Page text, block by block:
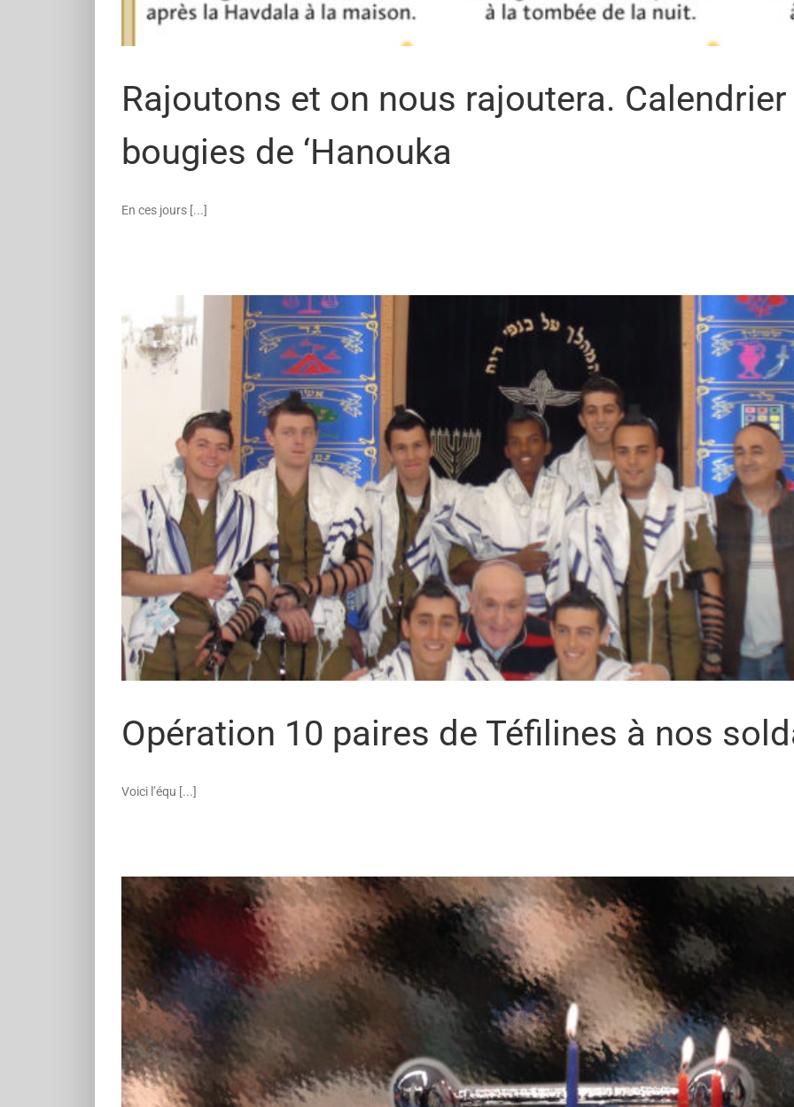
Rajoutons et on nous rajoutera. Calendrier
bougies de ‘Hanouka
En ces jours [...]
Opération 10 paires de Téfilines à nos
Voici l’équ [...]